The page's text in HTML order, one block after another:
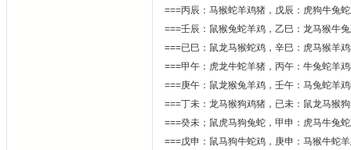
===丙辰：马猴蛇羊鸡猪，戊辰：虎狗牛兔
===壬辰：鼠猴兔蛇羊鸡，乙巳：龙马猴牛
===已巳：鼠龙马猴蛇鸡，辛巳：虎马猴羊
===甲午：虎龙牛蛇羊猪，丙午：牛兔蛇羊
===庚午：鼠龙猴兔羊鸡，壬午：马兔蛇羊
===丁未：龙马猴狗鸡猪，已未：鼠龙马猴
===癸未；鼠虎马狗兔蛇，甲申：虎马牛兔
===戊申：鼠马狗牛蛇鸡，庚申：马猴牛蛇